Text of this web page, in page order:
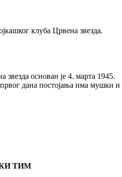
клуба Црвена звезда.
звезда основан је 4. марта 1945.
дана постојања има мушки и
ТИМ